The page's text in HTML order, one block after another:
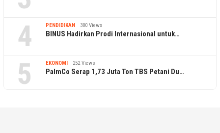
4 PENDIDIKAN 300 Views
BINUS Hadirkan Prodi Internasional untuk…
5 EKONOMI 252 Views
PalmCo Serap 1,73 Juta Ton TBS Petani Du…